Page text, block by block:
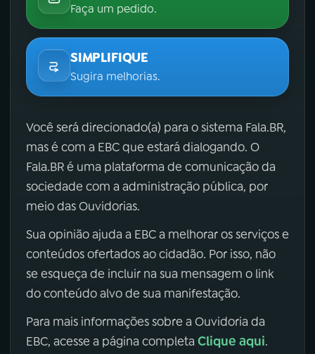
Faça um pedido.
SIMPLIFIQUE
Sugira melhorias.
Você será direcionado(a) para o sistema Fala.BR,
mas é com a EBC que estará dialogando. O
Fala.BR é uma plataforma de comunicação da
sociedade com a administração pública, por
meio das Ouvidorias.
Sua opinião ajuda a EBC a melhorar os serviços e
conteúdos ofertados ao cidadão. Por isso, não
se esqueça de incluir na sua mensagem o link
do conteúdo alvo de sua manifestação.
Para mais informações sobre a Ouvidoria da
EBC, acesse a página completa Clique aqui.